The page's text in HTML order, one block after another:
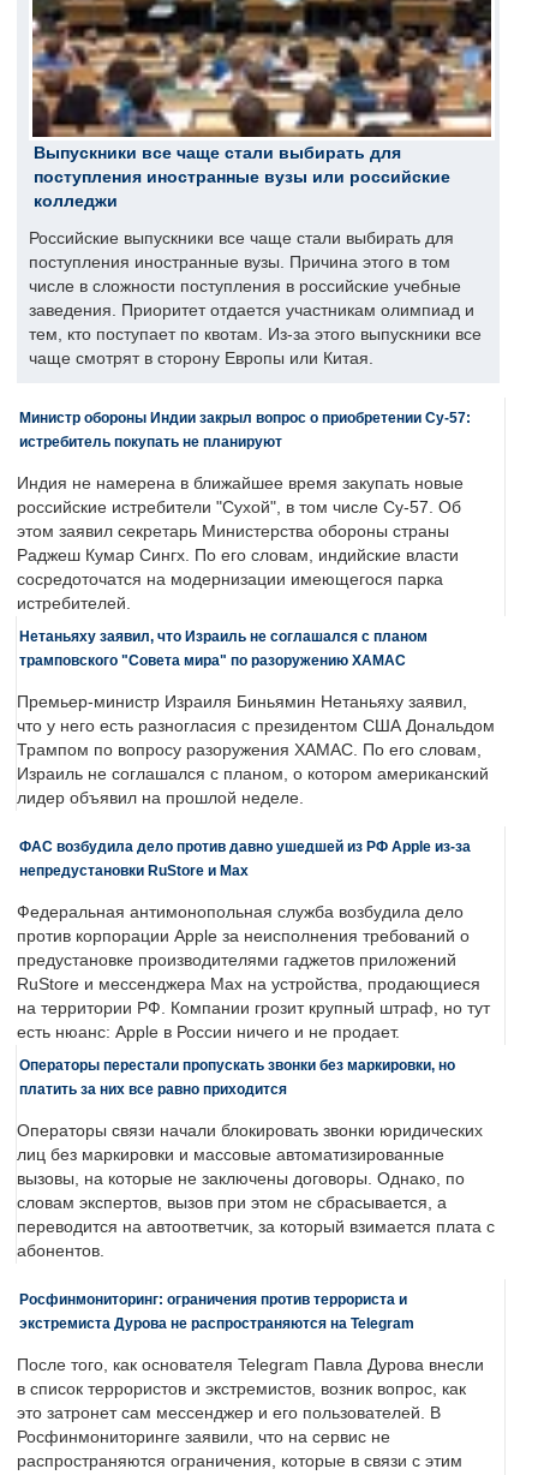
Выпускники все чаще стали выбирать для
поступления иностранные вузы или российские
колледжи
Российские выпускники все чаще стали выбирать для
поступления иностранные вузы. Причина этого в том
числе в сложности поступления в российские учебные
заведения. Приоритет отдается участникам олимпиад и
тем, кто поступает по квотам. Из-за этого выпускники все
чаще смотрят в сторону Европы или Китая.
Министр обороны Индии закрыл вопрос о приобретении Су-57:
истребитель покупать не планируют
Индия не намерена в ближайшее время закупать новые
российские истребители "Сухой", в том числе Су-57. Об
этом заявил секретарь Министерства обороны страны
Раджеш Кумар Сингх. По его словам, индийские власти
сосредоточатся на модернизации имеющегося парка
истребителей.
Нетаньяху заявил, что Израиль не соглашался с планом
трамповского "Совета мира" по разоружению ХАМАС
Премьер-министр Израиля Биньямин Нетаньяху заявил,
что у него есть разногласия с президентом США Дональдом
Трампом по вопросу разоружения ХАМАС. По его словам,
Израиль не соглашался с планом, о котором американский
лидер объявил на прошлой неделе.
ФАС возбудила дело против давно ушедшей из РФ Apple из-за
непредустановки RuStore и Max
Федеральная антимонопольная служба возбудила дело
против корпорации Apple за неисполнения требований о
предустановке производителями гаджетов приложений
RuStore и мессенджера Max на устройства, продающиеся
на территории РФ. Компании грозит крупный штраф, но тут
есть нюанс: Apple в России ничего и не продает.
Операторы перестали пропускать звонки без маркировки, но
платить за них все равно приходится
Операторы связи начали блокировать звонки юридических
лиц без маркировки и массовые автоматизированные
вызовы, на которые не заключены договоры. Однако, по
словам экспертов, вызов при этом не сбрасывается, а
переводится на автоответчик, за который взимается плата с
абонентов.
Росфинмониторинг: ограничения против террориста и
экстремиста Дурова не распространяются на Telegram
После того, как основателя Telegram Павла Дурова внесли
в список террористов и экстремистов, возник вопрос, как
это затронет сам мессенджер и его пользователей. В
Росфинмониторинге заявили, что на сервис не
распространяются ограничения, которые в связи с этим